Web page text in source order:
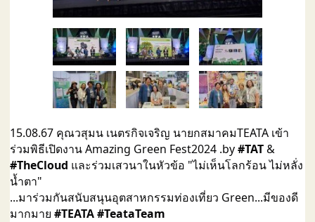
15.08.67 คุณวสุมน เนตรกิจเจริญ นายกสมาคมTEATA เข้า
ร่วมพิธีเปิดงาน Amazing Green Fest2024 .by#TAT&
#TheCloud และร่วมเสวนาในหัวข้อ "ไม่เห็นโลกร้อน ไม่หลั่ง
น้ำตา"
...มาร่วมกันสนับสนุนอุตสาหกรรมท่องเที่ยว Green...มีของดี
มากมาย#TEATA #TeataTeam